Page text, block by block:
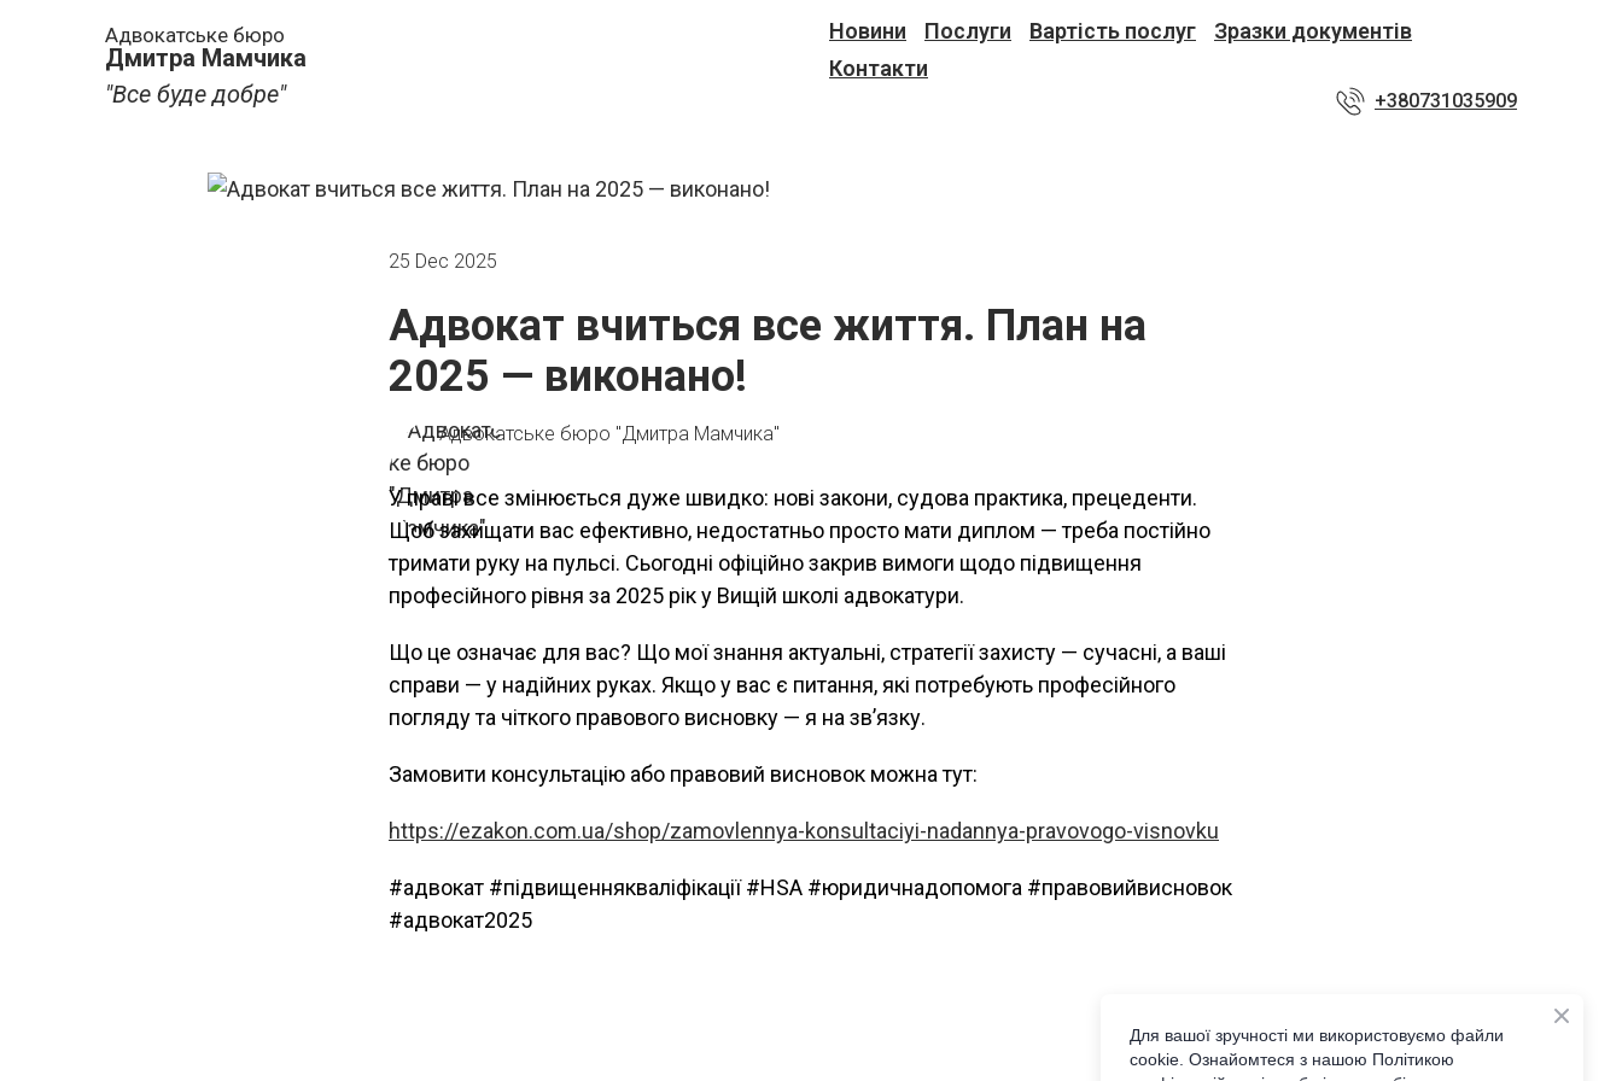
Адвокатське бюро
Дмитра Мамчика
"Все буде добре"
Новини Послуги Вартість послуг
Зразки документів
Контакти
+380731035909
25 Dec 2025
Адвокат вчиться все життя. План на
2025 — виконано!
Адвокатське бюро "Дмитра Мамчика"
У праві все змінюється дуже швидко: нові закони, судова практика, прецеденти.
Щоб захищати вас ефективно, недостатньо просто мати диплом — треба постійно
тримати руку на пульсі. Сьогодні офіційно закрив вимоги щодо підвищення
професійного рівня за 2025 рік у Вищій школі адвокатури.
Що це означає для вас? Що мої знання актуальні, стратегії захисту — сучасні, а ваші
справи — у надійних руках. Якщо у вас є питання, які потребують професійного
погляду та чіткого правового висновку — я на зв’язку.
Замовити консультацію або правовий висновок можна тут:
https://ezakon.com.ua/shop/zamovlennya-konsultaciyi-nadannya-pravovogo-visnovku
#адвокат #підвищеннякваліфікації #HSA #юридичнадопомога #правовийвисновок
#адвокат2025
Для вашої зручності ми використовуємо файли
cookie. Ознайомтеся з нашою Політикою